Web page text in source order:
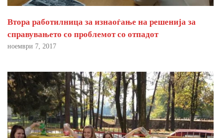
Втора работилница за изнаоѓање на решенија за
справувањето со проблемот со отпадот
ноември 7, 2017